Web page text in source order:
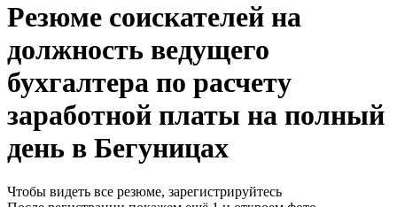
Резюме соискателей на
должность ведущего
бухгалтера по расчету
заработной платы на полный
день в Бегуницах
Чтобы видеть все резюме, зарегистрируйтесь